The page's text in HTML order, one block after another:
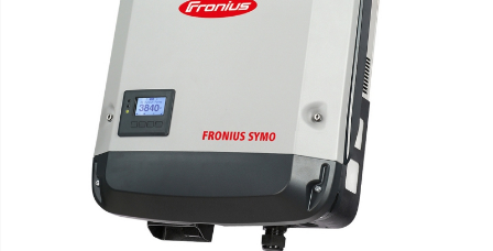
BATÉRIE / AKUMULÁTORY
KONŠTRUKCIA PRE FOTOVOLTAIKU
NEW